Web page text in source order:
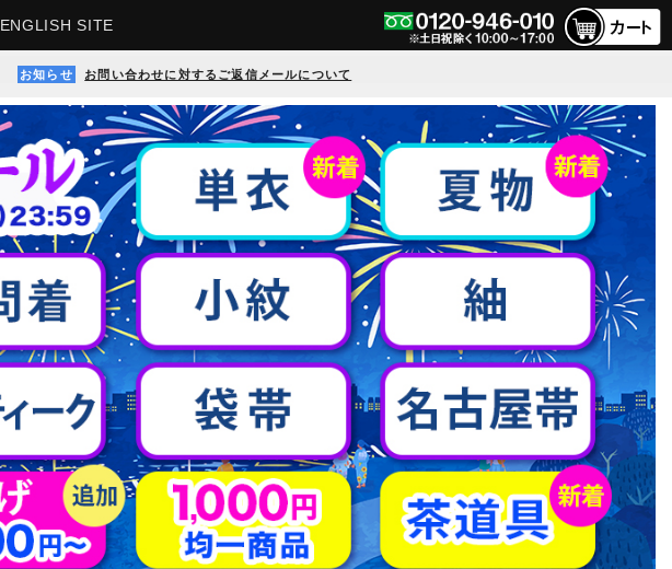
ENGLISH SITE
お知らせ お問い合わせに対するご返信メールについて